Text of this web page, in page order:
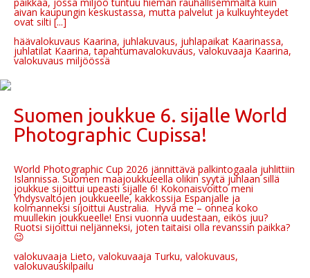
aivan kaupungin keskustassa, mutta palvelut ja kulkuyhteydet
ovat silti [...]
häävalokuvaus Kaarina, juhlakuvaus, juhlapaikat Kaarinassa,
juhlatilat Kaarina, tapahtumavalokuvaus, valokuvaaja Kaarina,
valokuvaus miljöössä
Suomen joukkue 6. sijalle World
Photographic Cupissa!
World Photographic Cup 2026 jännittävä palkintogaala juhlittiin
Islannissa. Suomen maajoukkueella olikin syytä juhlaan sillä
joukkue sijoittui upeasti sijalle 6! Kokonaisvoitto meni
Yhdysvaltojen joukkueelle, kakkossija Espanjalle ja
kolmanneksi sijoittui Australia. Hyvä me – onnea koko
muullekin joukkueelle! Ensi vuonna uudestaan, eikös juu?
Ruotsi sijoittui neljänneksi, joten taitaisi olla revanssin paikka?
😉
valokuvaaja Lieto, valokuvaaja Turku, valokuvaus,
valokuvauskilpailu